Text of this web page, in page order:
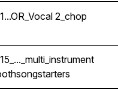
2_chop
songstarters